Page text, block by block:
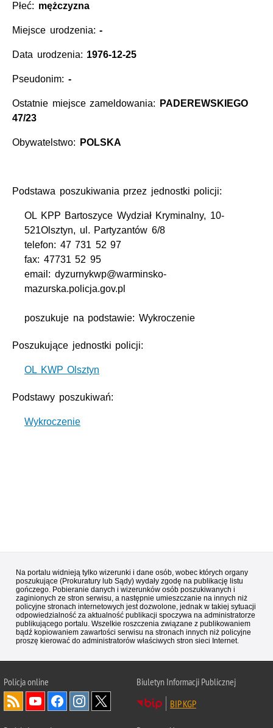
Płeć: mężczyzna
Miejsce urodzenia:-
Data urodzenia: 1976-12-25
Pseudonim: -
Ostatnie miejsce zameldowania:
PADEREWSKIEGO
47/23
Obywatelstwo: POLSKA
Podstawa poszukiwania przez jednostki policji:
OL KPP Bartoszyce Wydział Kryminalny, 10-
521Olsztyn, ul. Partyzantów 6/8
telefon: 47 731 52 97
fax: 47731 52 95
email: dyzurnykwp@warminsko-
mazurska.policja.gov.pl
poszukuje na podstawie: Wykroczenie
Poszukujące jednostki policji:
OL KWP Olsztyn
Podstawy poszukiwań:
Wykroczenie
Na portalu widnieją tylko wizerunki i dane osób, wobec których organy
poszukujące (Prokuratury lub Sądy) wydały zgodę na publikację listu
gończego. Pobieranie danych i wizerunków osób poszukiwanych i
zaginionych ze stron serwisu, a następnie umieszczanie na innych niż
policyjne stronach internetowych jest dozwolone, jednak w takiej sytuacji
odpowiedzialność za aktualność publikacji spoczywa na administratorze
publikującego portalu. Wszelkie roszczenia związane z publikowaniem
bądź kopiowaniem zawartości serwisu na stronach innych niż policyjne
proszę kierować do administratorów właściwych stron sieci Internet.
Policjaonline
Biuletyn Informacji Publicznej
BIP KGP